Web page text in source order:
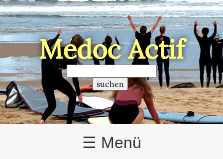
Médoc Actif
>
☰ Menü